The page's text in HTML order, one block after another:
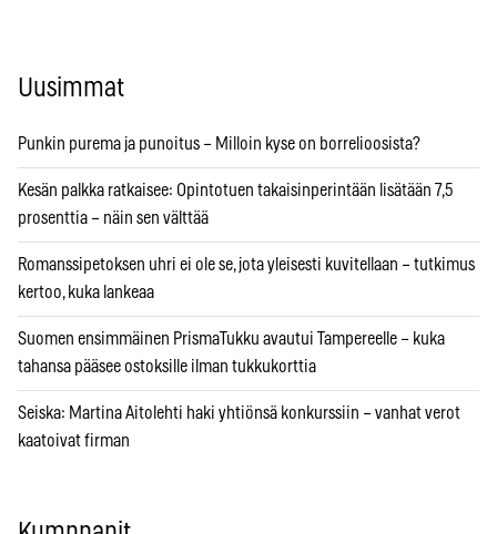
Uusimmat
Punkin purema ja punoitus – Milloin kyse on borrelioosista?
Kesän palkka ratkaisee: Opintotuen takaisinperintään lisätään 7,5
prosenttia – näin sen välttää
Romanssipetoksen uhri ei ole se, jota yleisesti kuvitellaan – tutkimus
kertoo, kuka lankeaa
Suomen ensimmäinen PrismaTukku avautui Tampereelle – kuka
tahansa pääsee ostoksille ilman tukkukorttia
Seiska: Martina Aitolehti haki yhtiönsä konkurssiin – vanhat verot
kaatoivat firman